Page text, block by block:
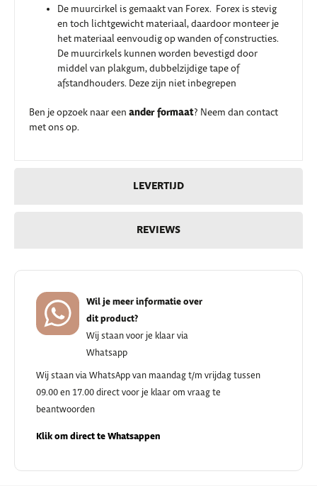
LEVERTIJD
REVIEWS
De muurcirkel is gemaakt van Forex. Forex is stevig
en toch lichtgewicht materiaal, daardoor monteer je
het materiaal eenvoudig op wanden of constructies.
De muurcirkels kunnen worden bevestigd door
middel van plakgum, dubbelzijdige tape of
afstandhouders. Deze zijn niet inbegrepen
Ben je opzoek naar een ander formaat? Neem dan contact
met ons op.
Wil je meer informatie over
dit product?
Wij staan voor je klaar via
Whatsapp
Wij staan via WhatsApp van maandag t/m vrijdag tussen
09.00 en 17.00 direct voor je klaar om vraag te
beantwoorden
Klik om direct te Whatsappen